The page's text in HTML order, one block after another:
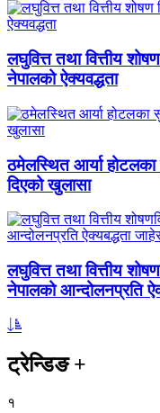
लघुवित्त तथा वित्तीय
नेपालको ऐक्यवद्धता
ठमेलस्थित आर्या होटलका
दिएको खुलासा
लघुवित्त तथा वित्तीय
नेपालको आन्दोलनप्रति
ट्रेन्डिङ+
१